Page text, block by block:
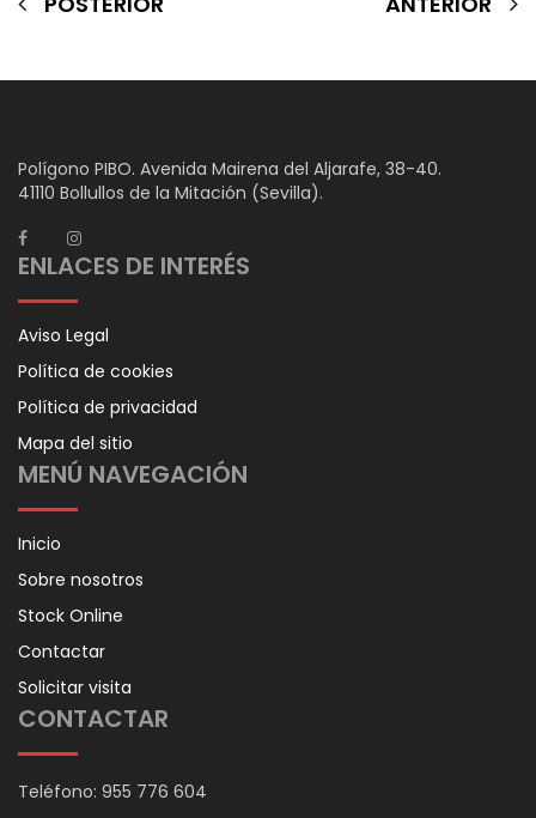
Polígono PIBO. Avenida Mairena del Aljarafe, 38-40.
41110 Bollullos de la Mitación (Sevilla).
ENLACES DE INTERÉS
Aviso Legal
Política de cookies
Política de privacidad
Mapa del sitio
MENÚ NAVEGACIÓN
Inicio
Sobre nosotros
Stock Online
Contactar
Solicitar visita
CONTACTAR
Teléfono: 955 776 604